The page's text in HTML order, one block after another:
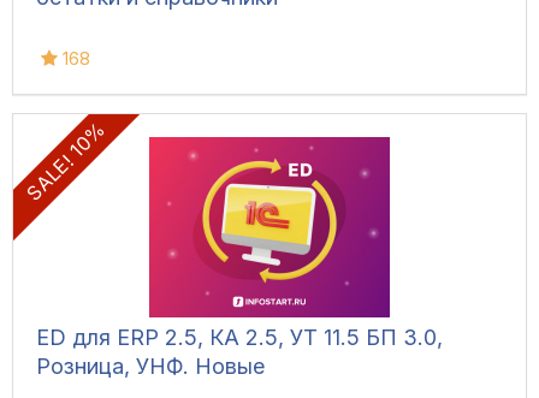
168
SALE! 10%
ED для ERP 2.5, КА 2.5, УТ 11.5 БП 3.0,
Розница, УНФ. Новые